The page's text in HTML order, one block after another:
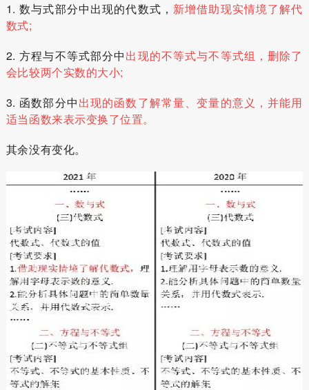
1. 数与式部分中出现的代数式， 新增借助现实情境了解代
数式;
2. 方程与不等式部分中出现的不等式与不等式组，删除了
会比较两个实数的大小;
3. 函数部分中出现的函数了解常量、变量的意义，并能用
适当函数来表示变换了位置。
其余没有变化。